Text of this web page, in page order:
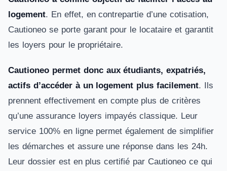
logement. En effet, en contrepartie d’une cotisation,
Cautioneo se porte garant pour le locataire et garantit
les loyers pour le propriétaire.
Cautioneo permet donc aux étudiants, expatriés,
actifs d’accéder à un logement plus facilement. Ils
prennent effectivement en compte plus de critères
qu’une assurance loyers impayés classique. Leur
service 100% en ligne permet également de simplifier
les démarches et assure une réponse dans les 24h.
Leur dossier est en plus certifié par Cautioneo ce qui